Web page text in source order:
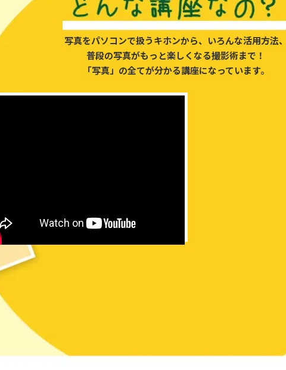
写真をパソコンで扱うキホンから、 いろんな活用方法、
普段の写真がもっと楽しくなる撮影術まで！
「写真」の全てが分かる講座になっています。